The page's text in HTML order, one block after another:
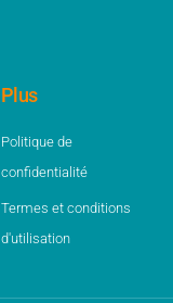
Plus
Politique de
confidentialité
Termes et conditions
d'utilisation